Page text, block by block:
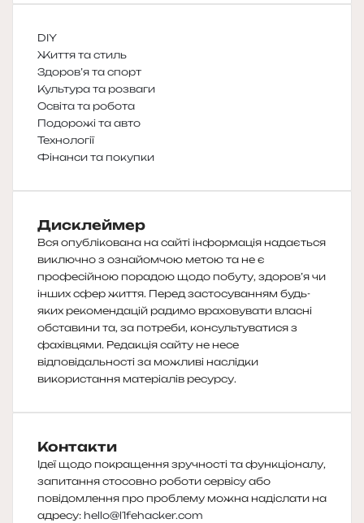
DIY
Життя та стиль
Здоров’я та спорт
Культура та розваги
Освіта та робота
Подорожі та авто
Технології
Фінанси та покупки
Дисклеймер
Вся опублікована на сайті інформація надається
виключно з ознайомчою метою та не є
професійною порадою щодо побуту, здоров’я чи
інших сфер життя. Перед застосуванням будь-
яких рекомендацій радимо враховувати власні
обставини та, за потреби, консультуватися з
фахівцями. Редакція сайту не несе
відповідальності за можливі наслідки
використання матеріалів ресурсу.
Контакти
Ідеї щодо покращення зручності та функціоналу,
запитання стосовно роботи сервісу або
повідомлення про проблему можна надіслати на
адресу: hello@l1fehacker.com